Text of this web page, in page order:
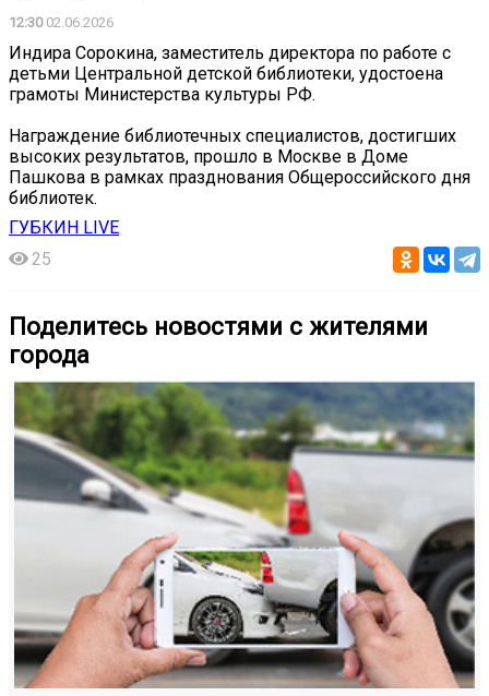
12:3002.06.2026
️Индира Сорокина, заместитель директора по работе с
детьми Центральной детской библиотеки, удостоена
грамоты Министерства культуры РФ.
Награждение библиотечных специалистов, достигших
высоких результатов, прошло в Москве в Доме
Пашкова в рамках празднования Общероссийского дня
библиотек.
ГУБКИН LIVE
25
Поделитесь новостями с жителями
города